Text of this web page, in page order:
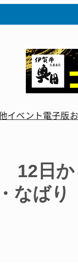
イベント電子版
12日か
なばり